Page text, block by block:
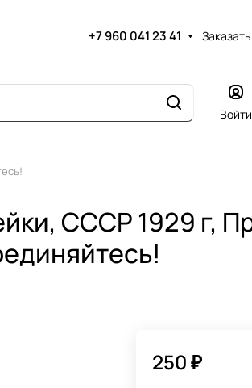
+7 960 041 23 41
Войти
СССР 1929 г,
250 ₽